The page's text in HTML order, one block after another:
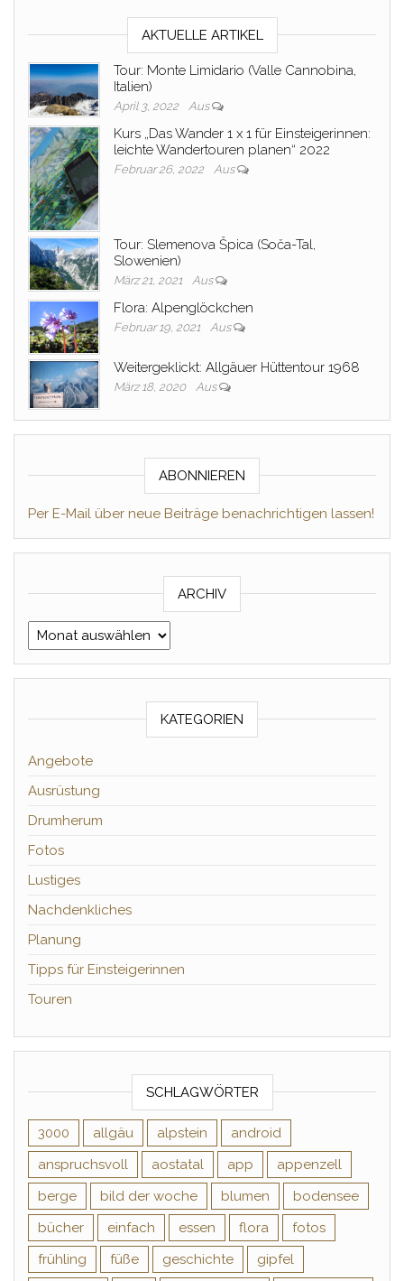
AKTUELLE ARTIKEL
Tour: Monte Limidario (Valle Cannobina,
Italien)
April 3, 2022 Aus
Kurs „Das Wander 1 x 1 für Einsteigerinnen:
leichte Wandertouren planen“ 2022
Februar 26, 2022 Aus
Tour: Slemenova Špica (Soča-Tal,
Slowenien)
März 21, 2021 Aus
Flora: Alpenglöckchen
Februar 19, 2021 Aus
Weitergeklickt: Allgäuer Hüttentour 1968
März 18, 2020 Aus
ABONNIEREN
Per E-Mail über neue Beiträge benachrichtigen lassen!
ARCHIV
Archiv
KATEGORIEN
Angebote
Ausrüstung
Drumherum
Fotos
Lustiges
Nachdenkliches
Planung
Tipps für Einsteigerinnen
Touren
SCHLAGWÖRTER
3000 allgäu alpstein
android
anspruchsvoll
aostatal app
appenzell
berge
bild der woche blumen
bodensee
bücher
einfach essen flora
fotos
frühling
füße geschichte
gipfel